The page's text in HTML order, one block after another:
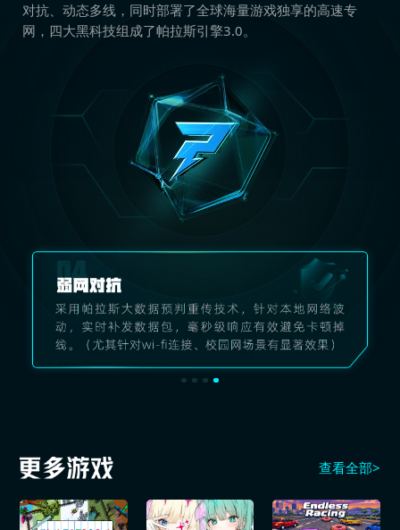
对抗、动态多线，同时部署了全球海量游戏独享的高速专
网，四大黑科技组成了帕拉斯引擎3.0。
查看全部>